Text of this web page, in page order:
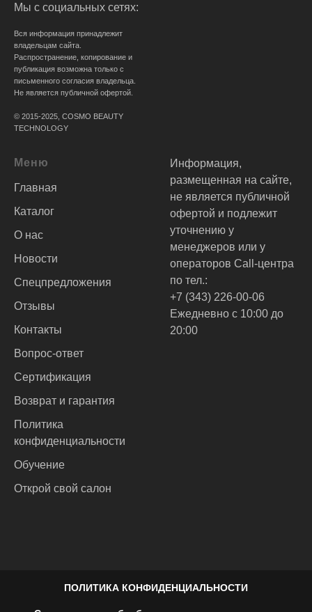
Мы с социальных сетях:
Вся информация принадлежит
владельцам сайта.
Распространение, копирование и
публикация возможна только с
письменного согласия владельца.
Не является публичной офертой.
© 2015-2025, COSMO BEAUTY
TECHNOLOGY
Меню
Главная
Каталог
О нас
Новости
Спецпредложения
Отзывы
Контакты
Вопрос-ответ
Сертификация
Возврат и гарантия
Политика
конфиденциальности
Обучение
Открой свой салон
Информация,
размещенная на сайте,
не является публичной
офертой и подлежит
уточнению у
менеджеров или у
операторов Call-центра
по тел.:
+7 (343) 226-00-06
Ежедневно с 10:00 до
20:00
ПОЛИТИКА КОНФИДЕНЦИАЛЬНОСТИ